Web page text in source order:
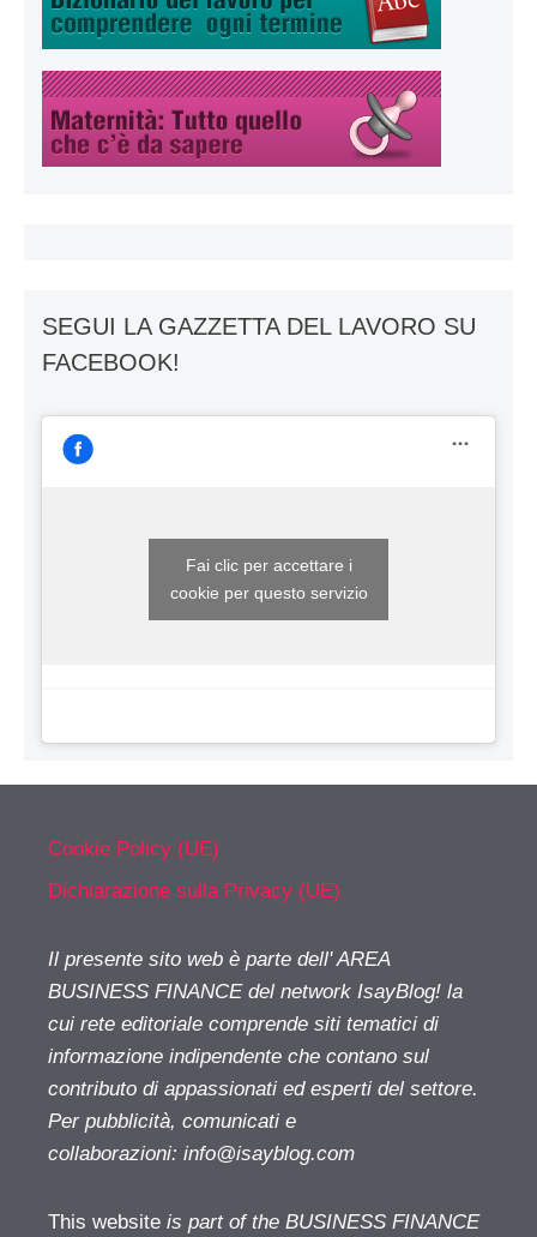
SEGUI LA GAZZETTA DEL LAVORO SU
FACEBOOK!
Fai clic per accettare i
cookie per questo servizio
Cookie Policy (UE)
Dichiarazione sulla Privacy (UE)
Il presente sito web è parte dell' AREA
BUSINESS FINANCE del network IsayBlog! la
cui rete editoriale comprende siti tematici di
informazione indipendente che contano sul
contributo di appassionati ed esperti del settore.
Per pubblicità, comunicati e
collaborazioni: info@isayblog.com
This website is part of the BUSINESS FINANCE